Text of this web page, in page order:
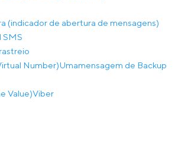
(indicador de abertura de mensagens)
SMS
Number)Umamensagem de Backup
Value)Viber